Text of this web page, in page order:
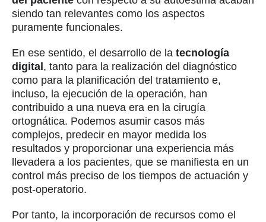
siendo tan relevantes como los aspectos
puramente funcionales.
En ese sentido, el desarrollo de la tecnología
digital , tanto para la realización del diagnóstico
como para la planificación del tratamiento e,
incluso, la ejecución de la operación, han
contribuido a una nueva era en la cirugía
ortognática. Podemos asumir casos más
complejos, predecir en mayor medida los
resultados y proporcionar una experiencia más
llevadera a los pacientes, que se manifiesta en un
control más preciso de los tiempos de actuación y
post-operatorio.
Por tanto, la incorporación de recursos como el